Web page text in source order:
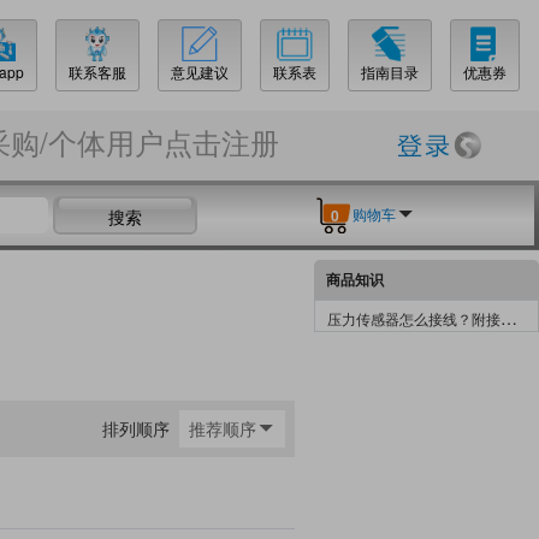
联系客服 意见建议 联系表 指南目录 优惠券
/个体用户点击注册
搜索 0 购物车
排列顺序 推荐顺序
商品知识
压力传感器怎么接线？附接线实物图